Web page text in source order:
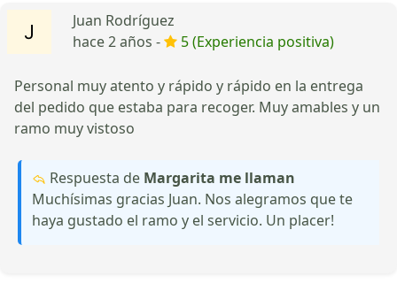
Juan Rodríguez
hace 2 años -
5 (Experiencia positiva)
Personal muy atento y rápido y rápido en la entrega
del pedido que estaba para recoger. Muy amables y un
ramo muy vistoso
Respuesta de Margarita me llaman
Muchísimas gracias Juan. Nos alegramos que te
haya gustado el ramo y el servicio. Un placer!